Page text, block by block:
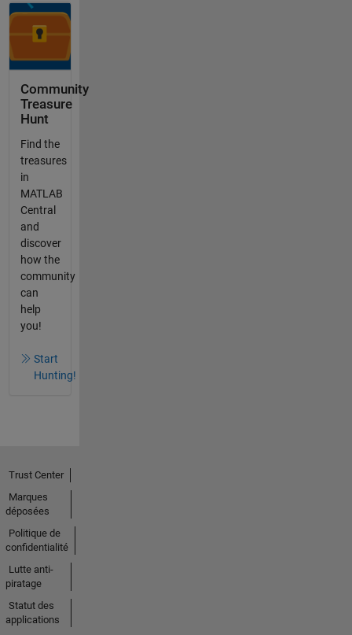
Community
Treasure
Hunt
Find the
treasures
in
MATLAB
Central
and
discover
how the
community
can
help
you!
Start
Hunting!
Trust Center
Marques
déposées
Politique de
confidentialité
Lutte anti-
piratage
Statut des
applications